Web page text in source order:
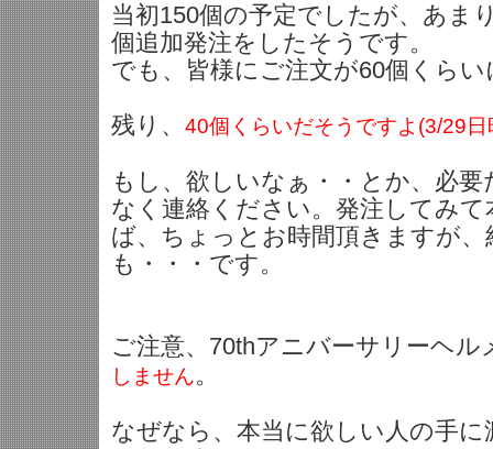
当初150個の予定でしたが、あま
個追加発注をしたそうです。
でも、皆様にご注文が60個くら
残り、 40個くらいだそうですよ(3/29日
もし、欲しいなぁ・・とか、必
なく連絡ください。発注してみ
ば、ちょっとお時間頂きますが
も・・・です。
ご注意、70thアニバーサリーヘル
しません。
なぜなら、本当に欲しい人の手